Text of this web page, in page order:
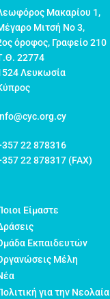
Μακαρίου 1,
Μιτσή Νο 3,
όροφος, Γραφείο 210
22774
Λευκωσία
22 878316
22 878317 (FAX)
Είμαστε
Εκπαιδευτών
Μέλη
για την Νεολαία